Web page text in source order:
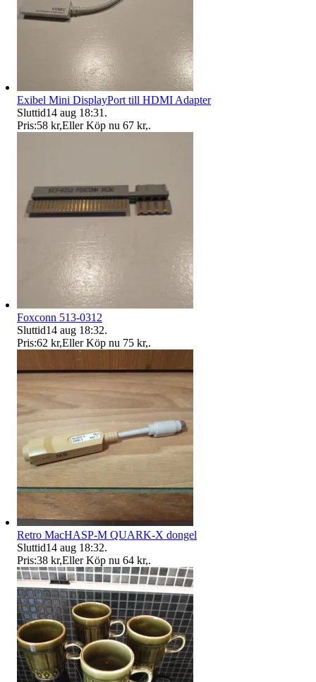
Exibel Mini DisplayPort till HDMI Adapter
Sluttid14 aug 18:31 .
Pris:58 kr,Eller Köp nu 67 kr,.
Foxconn 513-0312
Sluttid14 aug 18:32.
Pris:62 kr,Eller Köp nu 75 kr,.
Retro MacHASP-M QUARK-X dongel
Sluttid14 aug 18:32.
Pris:38 kr,Eller Köp nu 64 kr,.